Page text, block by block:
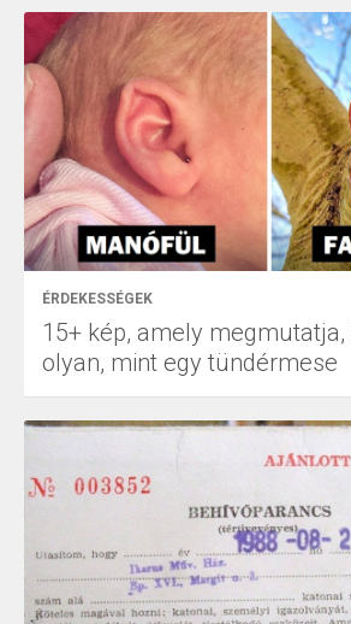
ÉRDEKESSÉGEK
15+ kép, amely
olyan, mint egy tündérmese